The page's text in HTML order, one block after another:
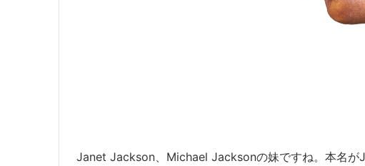
Janet Jackson、Michael Jacksonの妹ですね。 本名が